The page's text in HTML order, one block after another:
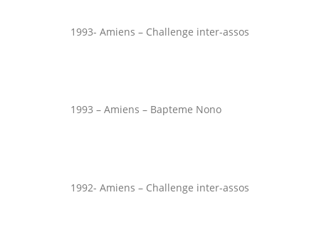
1993- Amiens – Challenge inter-assos
1993 – Amiens – Bapteme Nono
1992- Amiens – Challenge inter-assos